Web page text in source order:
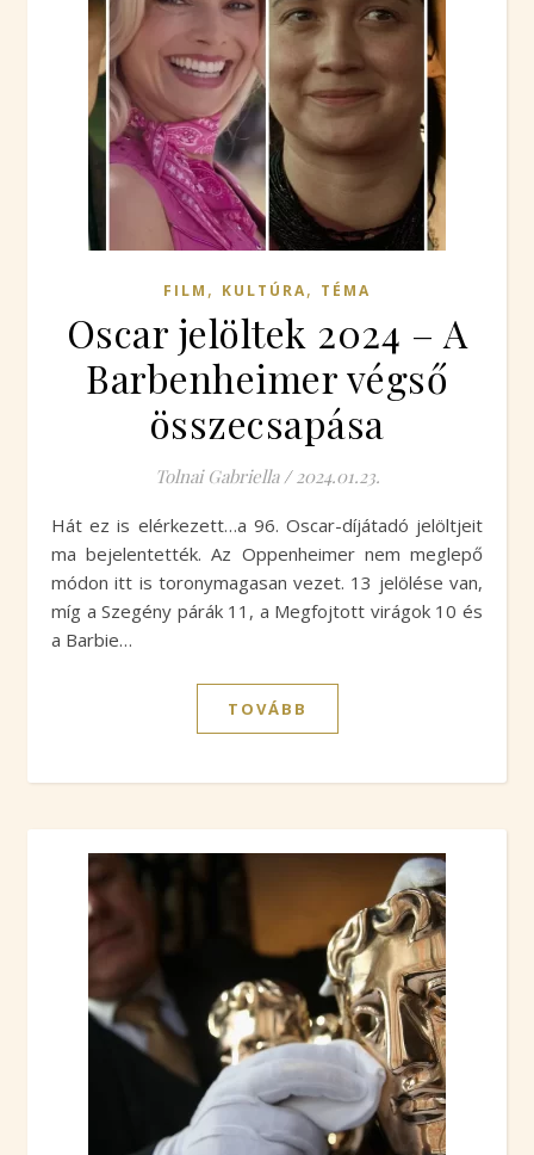
FILM , KULTÚRA, TÉMA
Oscar jelöltek 2024 – A
Barbenheimer végső
összecsapása
Tolnai Gabriella / 2024.01.23.
Hát ez is elérkezett…a 96. Oscar-díjátadó jelöltjeit
ma bejelentették. Az Oppenheimer nem meglepő
módon itt is toronymagasan vezet. 13 jelölése van,
míg a Szegény párák 11, a Megfojtott virágok 10 és
a Barbie…
TOVÁBB